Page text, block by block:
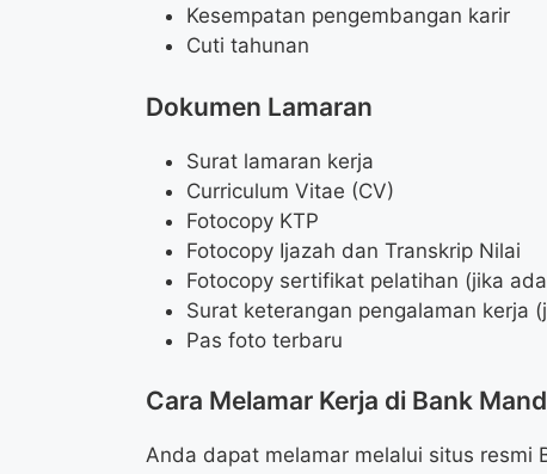
Kesempatan pengembangan karir
Cuti tahunan
Dokumen Lamaran
Surat lamaran kerja
Curriculum Vitae (CV)
Fotocopy KTP
Fotocopy Ijazah dan Transkrip Nilai
Fotocopy sertifikat pelatihan (jika
Surat keterangan pengalaman kerja
Pas foto terbaru
Cara Melamar Kerja di Bank
Anda dapat melamar melalui situs